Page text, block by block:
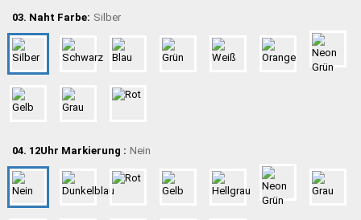
03. Naht Farbe: Silber
04. 12Uhr Markierung : Nein